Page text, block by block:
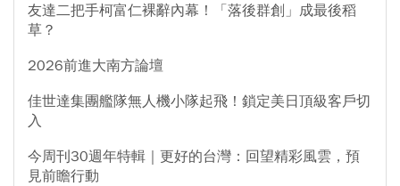
友達二把手柯富仁裸辭內幕！「落後群創」成最後稻
草？
2026前進大南方論壇
佳世達集團艦隊無人機小隊起飛！鎖定美日頂級客戶切
入
今周刊30週年特輯｜更好的台灣：回望精彩風雲，預
見前瞻行動